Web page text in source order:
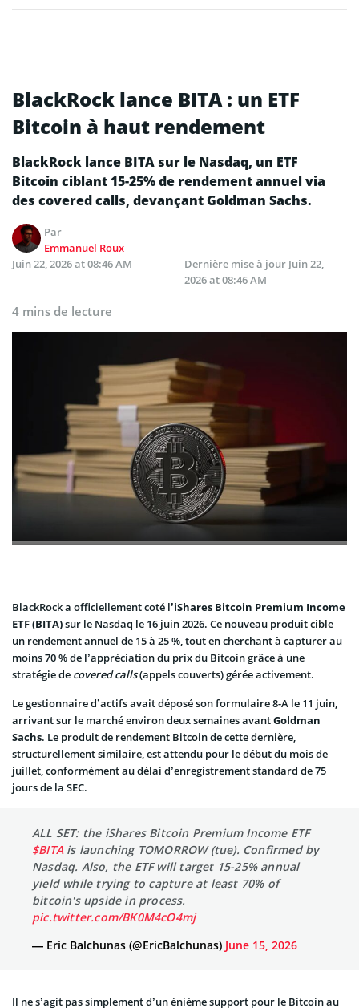
BlackRock lance BITA : un ETF
Bitcoin à haut rendement
BlackRock lance BITA sur le Nasdaq, un ETF
Bitcoin ciblant 15-25% de rendement annuel via
des covered calls, devançant Goldman Sachs.
Par
Emmanuel Roux
Juin 22, 2026 at 08:46 AM
Dernière mise à jour Juin 22,
2026 at 08:46 AM
4 mins de lecture
BlackRock a officiellement coté l’iShares Bitcoin Premium Income
ETF (BITA)sur le Nasdaq le 16 juin 2026. Ce nouveau produit cible
un rendement annuel de 15 à 25 %, tout en cherchant à capturer au
moins 70 % de l’appréciation du prix du Bitcoin grâce à une
stratégie de covered calls(appels couverts) gérée activement.
Le gestionnaire d’actifs avait déposé son formulaire 8-A le 11 juin,
arrivant sur le marché environ deux semaines avantGoldman
Sachs. Le produit de rendement Bitcoin de cette dernière,
structurellement similaire, est attendu pour le début du mois de
juillet, conformément au délai d’enregistrement standard de 75
jours de la SEC.
ALL SET: the iShares Bitcoin Premium Income ETF
$BITA is launching TOMORROW (tue). Confirmed by
Nasdaq. Also, the ETF will target 15-25% annual
yield while trying to capture at least 70% of
bitcoin's upside in process.
pic.twitter.com/BK0M4cO4mj
— Eric Balchunas (@EricBalchunas) June 15, 2026
Il ne s’agit pas simplement d’un énième support pour le Bitcoin au